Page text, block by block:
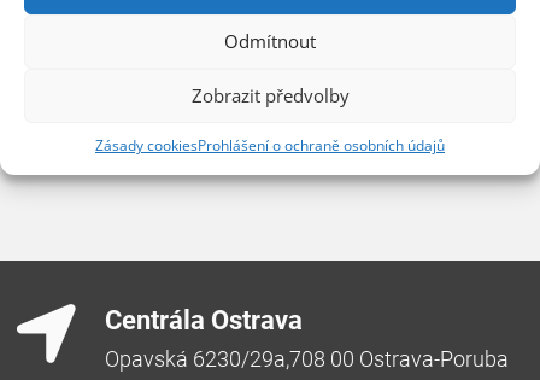
Odmítnout
Zobrazit předvolby
Zásady cookiesProhlášení o ochraně osobních údajů
Centrála Ostrava
Opavská 6230/29a,708 00 Ostrava-Poruba